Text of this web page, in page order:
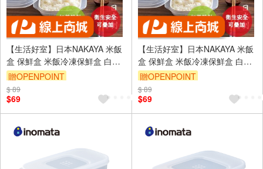
【生活好室】日本NAKAYA 米飯
盒 保鮮盒 米飯冷凍保鮮盒 白飯
收納盒 白飯盒 便當盒 保鮮盒 飯
盒 餐盒 廚房收納
贈OPENPOINT
訂單滿999享9折
$ 89
$69
【生活好室】日本NAKAYA 米飯
盒 保鮮盒 米飯冷凍保鮮盒 白飯
收納盒 白飯盒 便當盒 保鮮盒 飯
盒 餐盒 廚房收納
贈OPENPOINT
訂單滿999享9折
$ 89
$69